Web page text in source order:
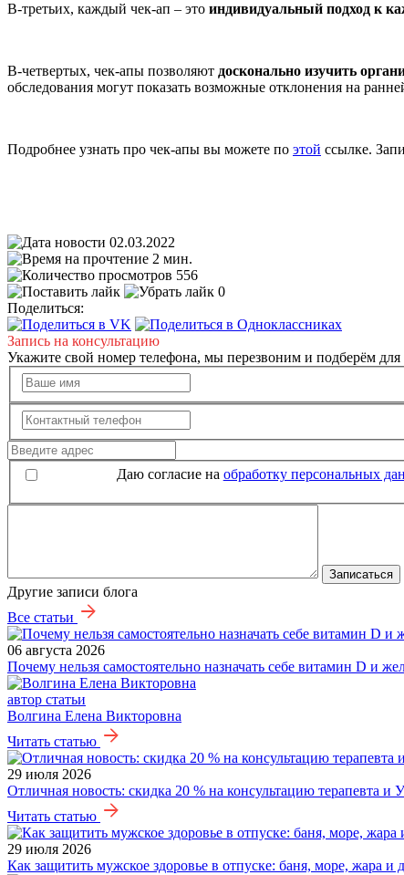
В-третьих, каждый чек-ап – это индивидуальный подход к
В-четвертых, чек-апы позволяют досконально изучить
обследования могут показать возможные отклонения на
Подробнее узнать про чек-апы вы можете по этой ссылке.
02.03.2022
2 мин.
556
0
Поделиться:
Запись на консультацию
Укажите свой номер телефона, мы перезвоним и подберём
Даю согласие на обработку персональных
Записаться
Другие записи блога
Все статьи
06 августа 2026
Почему нельзя самостоятельно назначать себе витамин D и
автор статьи
Волгина Елена Викторовна
Читать статью
29 июля 2026
Отличная новость: скидка 20 % на консультацию терапевта и
Читать статью
29 июля 2026
Как защитить мужское здоровье в отпуске: баня, море, жара и